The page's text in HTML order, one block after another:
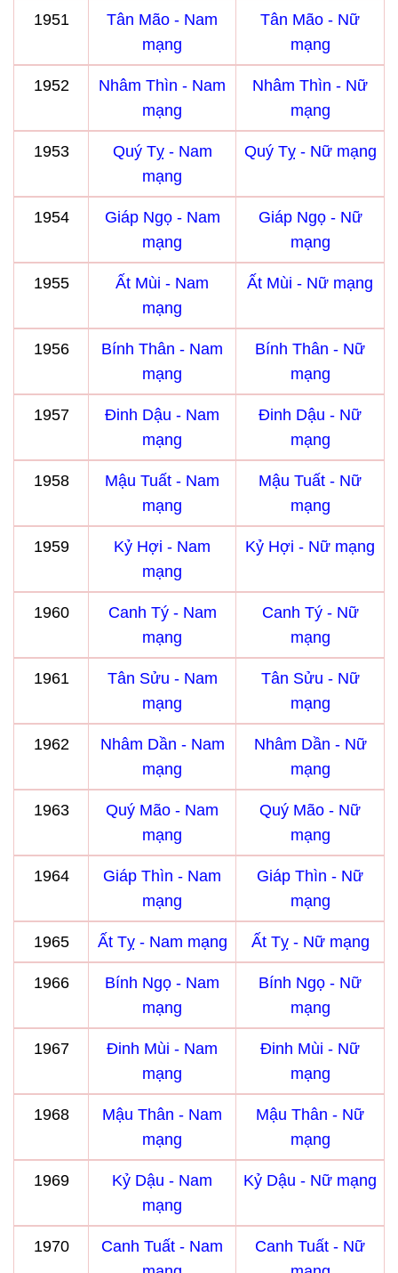
1951
Tân Mão - Nam
mạng
Tân Mão - Nữ
mạng
1952
Nhâm Thìn - Nam
mạng
Nhâm Thìn - Nữ
mạng
1953
Quý Tỵ - Nam
mạng
Quý Tỵ - Nữ mạng
1954
Giáp Ngọ - Nam
mạng
Giáp Ngọ - Nữ
mạng
1955
Ất Mùi - Nam
mạng
Ất Mùi - Nữ mạng
1956
Bính Thân - Nam
mạng
Bính Thân - Nữ
mạng
1957
Đinh Dậu - Nam
mạng
Đinh Dậu - Nữ
mạng
1958
Mậu Tuất - Nam
mạng
Mậu Tuất - Nữ
mạng
1959
Kỷ Hợi - Nam
mạng
Kỷ Hợi - Nữ mạng
1960
Canh Tý - Nam
mạng
Canh Tý - Nữ
mạng
1961
Tân Sửu - Nam
mạng
Tân Sửu - Nữ
mạng
1962
Nhâm Dần - Nam
mạng
Nhâm Dần - Nữ
mạng
1963
Quý Mão - Nam
mạng
Quý Mão - Nữ
mạng
1964
Giáp Thìn - Nam
mạng
Giáp Thìn - Nữ
mạng
1965 Ất Tỵ - Nam mạng Ất Tỵ - Nữ mạng
1966
Bính Ngọ - Nam
mạng
Bính Ngọ - Nữ
mạng
1967
Đinh Mùi - Nam
mạng
Đinh Mùi - Nữ
mạng
1968
Mậu Thân - Nam
mạng
Mậu Thân - Nữ
mạng
1969
Kỷ Dậu - Nam
mạng
Kỷ Dậu - Nữ mạng
1970
Canh Tuất - Nam
Canh Tuất - Nữ